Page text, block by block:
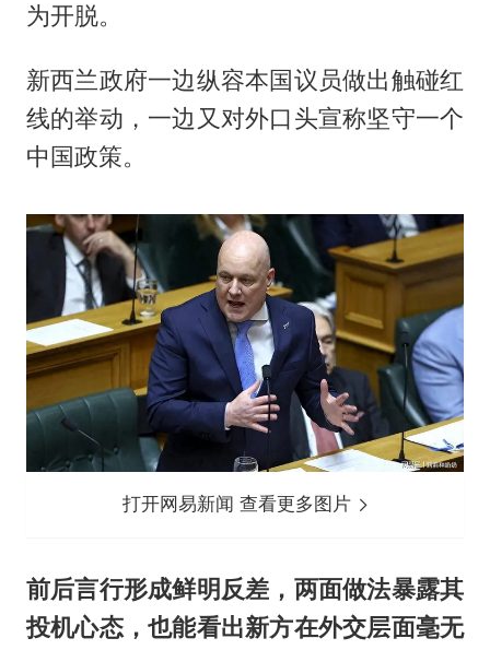
为开脱。
新西兰政府一边纵容本国议员做出触碰红
线的举动，一边又对外口头宣称坚守一个
中国政策。
打开网易新闻 查看更多图片
前后言行形成鲜明反差，两面做法暴露其
投机心态，也能看出新方在外交层面毫无